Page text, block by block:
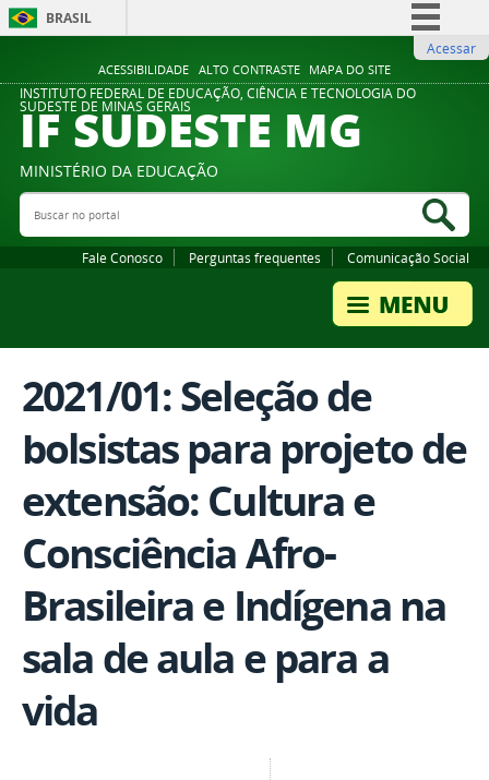
ACESSIBILIDADE ALTO CONTRASTE MAPA DO SITE
BRASIL
Comunica BR
Participe
Legislação
Acessar
INSTITUTO FEDERAL DE EDUCAÇÃO, CIÊNCIA E TECNOLOGIA DO
SUDESTE DE MINAS GERAIS
IF SUDESTE MG
MINISTÉRIO DA EDUCAÇÃO
Buscar no portal
Fale Conosco Perguntas frequentes Comunicação Social
2021/01: Seleção de
bolsistas para projeto de
extensão: Cultura e
Consciência Afro-
Brasileira e Indígena na
sala de aula e para a
vida